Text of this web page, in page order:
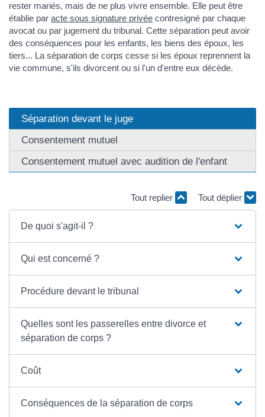
rester mariés, mais de ne plus vivre ensemble. Elle peut être
établie par acte sous signature privée contresigné par chaque
avocat ou par jugement du tribunal. Cette séparation peut avoir
des conséquences pour les enfants, les biens des époux, les
tiers... La séparation de corps cesse si les époux reprennent la
vie commune, s'ils divorcent ou si l'un d'entre eux décède.
Séparation devant le juge
Consentement mutuel
Consentement mutuel avec audition de l'enfant
Tout replier Tout déplier
De quoi s'agit-il ?
Qui est concerné ?
Procédure devant le tribunal
Quelles sont les passerelles entre divorce et
séparation de corps ?
Coût
Conséquences de la séparation de corps